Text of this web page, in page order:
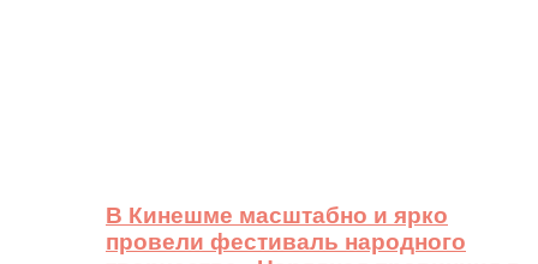
В Кинешме масштабно и ярко
провели фестиваль народного